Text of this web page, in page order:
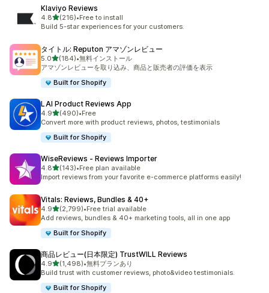
Klaviyo Reviews
4.85つ星中
(216)
合計レビュー数：216件
•Free to install
Build 5-star experiences for your customers.
タイトル: Reputon アマゾンレビュー
5.05つ星中
(184)
合計レビュー数：184件
•無料インストール
アマゾンレビューを取り込み、商品と販売者の評価を表示
Built for Shopify
LAI Product Reviews App
4.95つ星中
(490)
合計レビュー数：490件
•Free
Convert more with product reviews, photos, testimonials
Built for Shopify
WiseReviews ‑ Reviews Importer
4.85つ星中
(143)
合計レビュー数：143件
•Free plan available
Import reviews from your favorite e-commerce platforms easily!
Vitals: Reviews, Bundles & 40+
4.95つ星中
(2,799)
合計レビュー数：2799件
•Free trial available
Add reviews, bundles & 40+ marketing tools, all in one app
Built for Shopify
商品レビュー(日本限定) TrustWILL Reviews
4.95つ星中
(1,498)
合計レビュー数：1498件
•無料プランあり
Build trust with customer reviews, photo&video testimonials.
Built for Shopify